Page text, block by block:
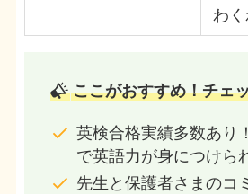
わ
ここがおすすめ！チェ
英検合格実績多数あり
で英語力が身につけら
先生と保護者さまのコ